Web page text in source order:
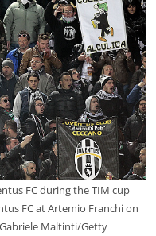
FC during the TIM cup
FC at Artemio Franchi on
Maltinti/Getty